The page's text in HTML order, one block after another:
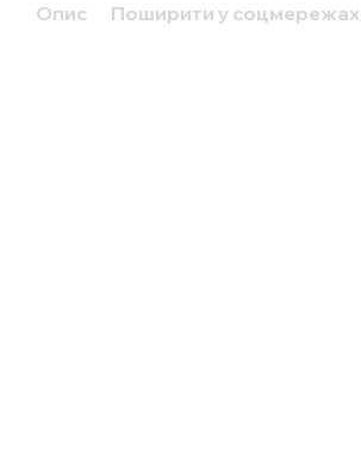
Опис Поширити у соцмережах